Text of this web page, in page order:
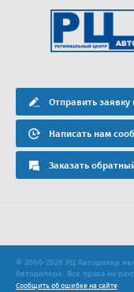
Отправить
Написать нам
Заказать
© 2000-2026 РЦ Автодилер
Автодилер». Все права на
Сообщить об ошибке на сайте